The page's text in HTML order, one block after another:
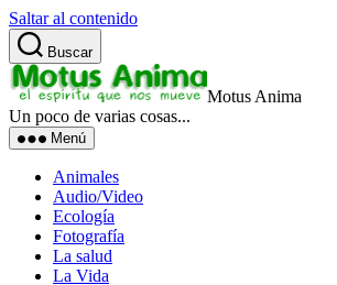
Saltar al contenido
Buscar
Motus Anima
Un poco de varias cosas...
Menú
Animales
Audio/Video
Ecología
Fotografía
La salud
La Vida